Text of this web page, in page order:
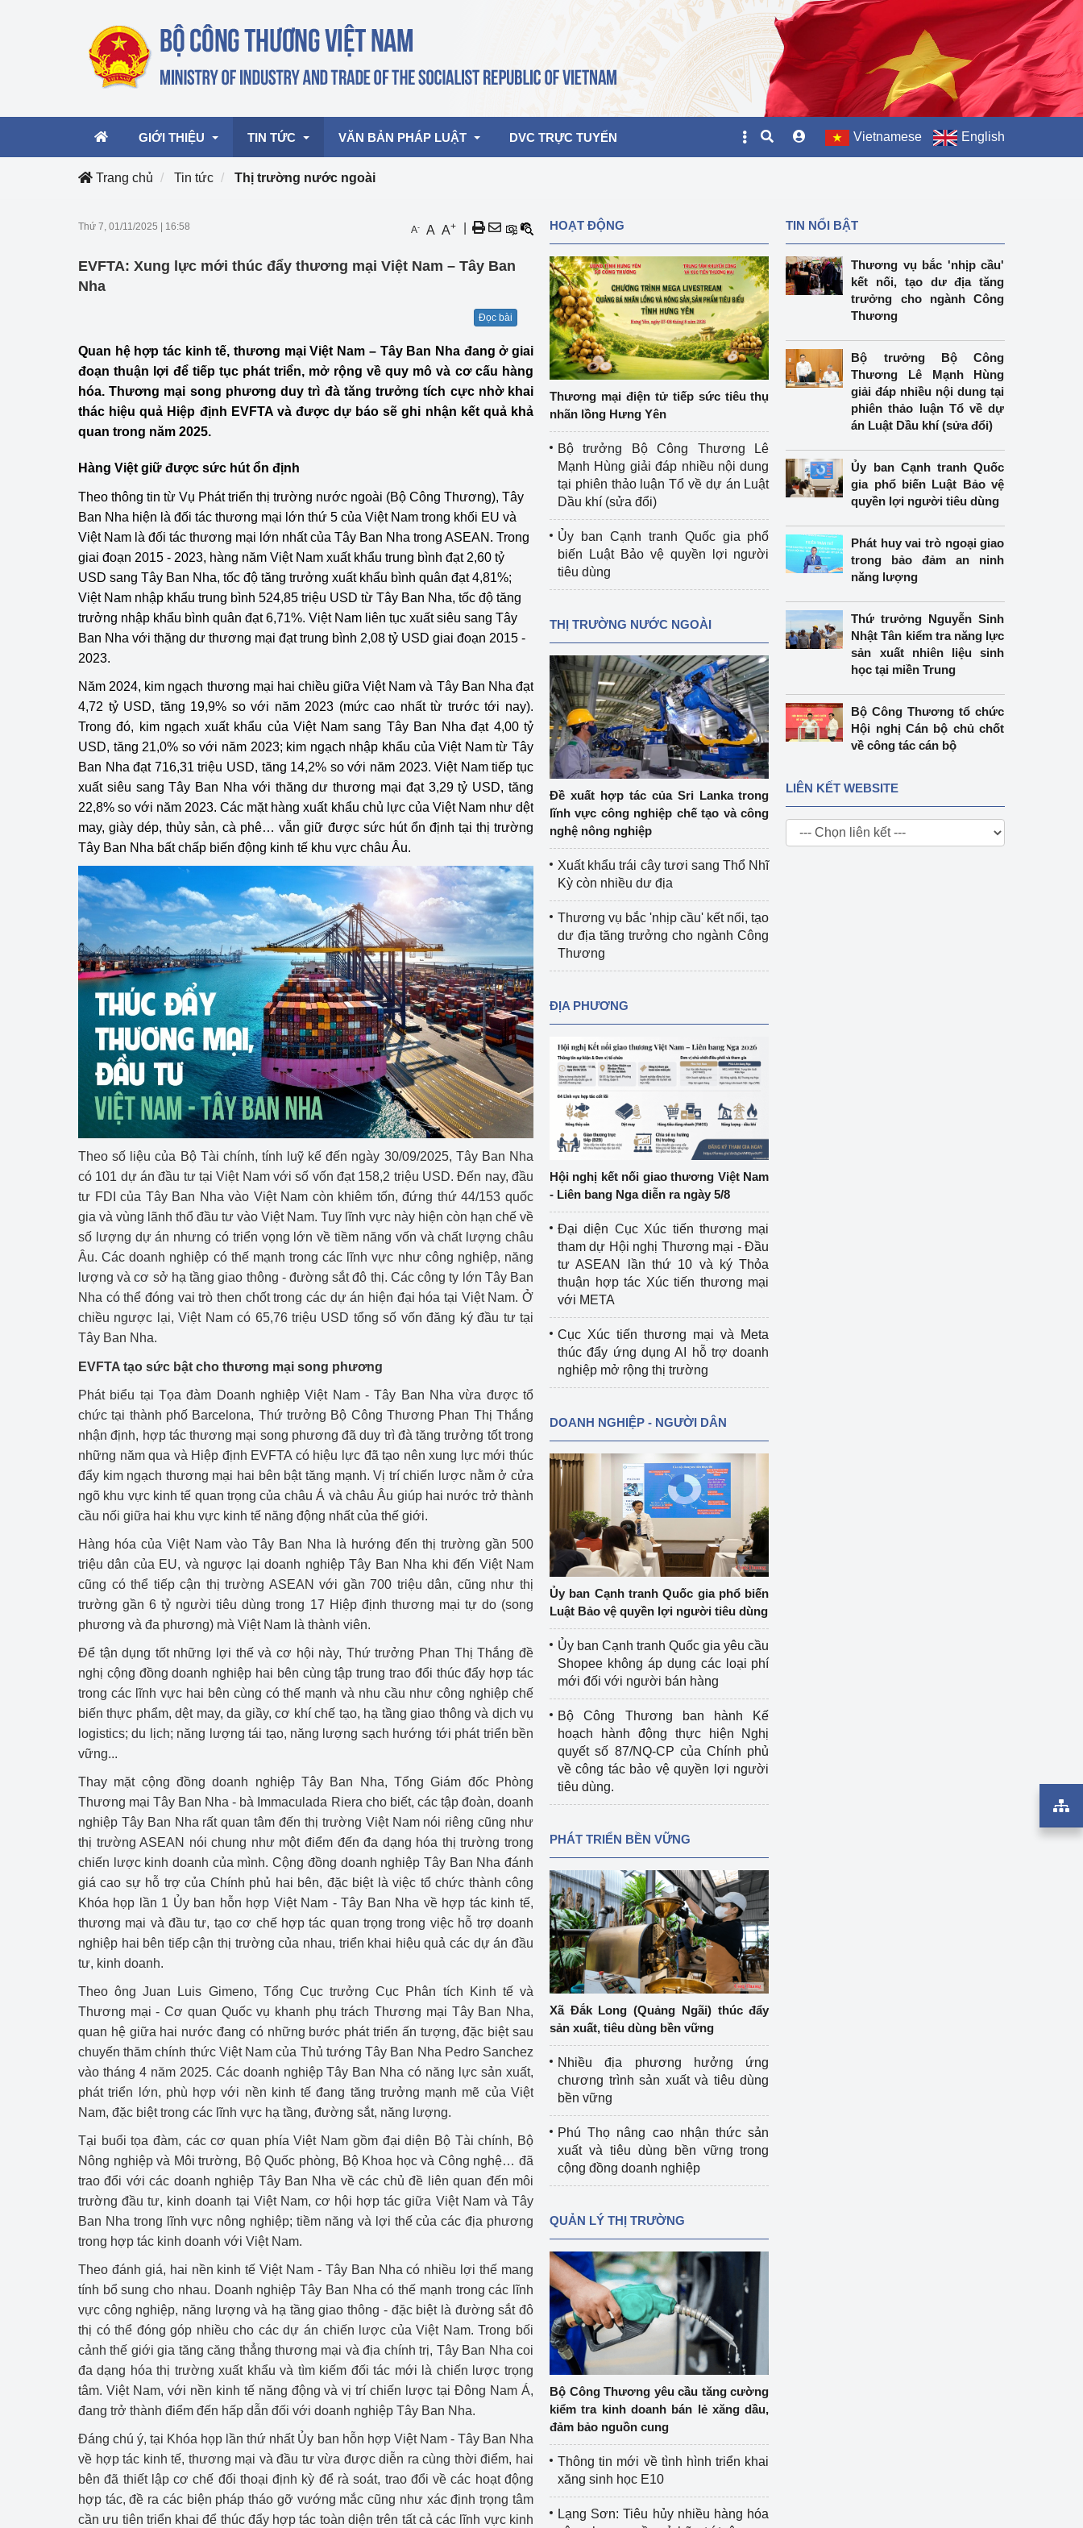
GIỚI THIỆU TIN TỨC
Hoạt động của Lãnh đạo Bộ
mại, Dịch vụ Việt Nam 2026
Công Thương - Công luận
Họp báo
Thông cáo báo chí
Chuyển đổi số
Bản tin Thị trường Nông Lâm Thủy sản
Phát triển nguồn nhân lực
Phát triển bền vững
Tổ chức kiểm định
Tổ chức kiểm định kỹ thuật an toàn lao
động thuộc thẩm quyền quản lý của
Bộ Công Thương
Tổ chức được cấp GCN đăng ký, hoạt
động kiểm định thiết bị, dụng cụ điện
làm việc ở môi trường không có nguy
hiểm khí, bụi nổ
Cơ sở sản xuất, sửa chữa chai chứa
LPG
Tổ chức huấn luyện, bồi dưỡng
nghiệp vụ kiểm định kỹ thuật an toàn
lao động
Văn hóa ngành Công Thương
Tái cơ cấu ngành Công Thương
Quản lý thị trường
Sử dụng năng lượng tiết kiệm và
hiệu quả
Hiệu quả năng lượng
Khoa học, công nghệ và đổi mới sáng
tạo
Thông báo
Bảo vệ môi trường
Album ảnh bảo vệ môi trường
Văn bản về môi trường
Đọc báo giúp bạn
Bảo vệ nền tảng tư tưởng của Đảng
Doanh nghiệp - Người dân
Xúc tiến thương mại Khu vực miền Bắc
Khu vực miền Trung
Khu vực miền Nam
Thị trường nước ngoàiHiệp định EVFTA
Thị trường châu Á – châu Phi
Thị trường châu Âu – châu Mỹ
Thị trường trong nước
Ngành Công Thương đưa nghị quyết
Đại hội XIV của Đảng vào cuộc sống
Phát triển công nghiệpCông nghiệp nền tảng
Chính sách
Sản xuất công nghiệp
Phát triển năng lượng
VĂN BẢN PHÁP LUẬT DVC TRỰC TUYẾN Vietnamese English
Trang chủ Tin tức Thị trường nước ngoài
Thứ 7, 01/11/2025 16:58 A- A A+
EVFTA: Xung lực mới thúc đẩy thương mại Việt Nam – Tây Ban
Nha
Đọc bài
Quan hệ hợp tác kinh tế, thương mại Việt Nam – Tây Ban Nha đang ở giai
đoạn thuận lợi để tiếp tục phát triển, mở rộng về quy mô và cơ cấu hàng
hóa. Thương mại song phương duy trì đà tăng trưởng tích cực nhờ khai
thác hiệu quả Hiệp định EVFTA và được dự báo sẽ ghi nhận kết quả khả
quan trong năm 2025.
Hàng Việt giữ được sức hút ổn định
Theo thông tin từ Vụ Phát triển thị trường nước ngoài (Bộ Công Thương), Tây
Ban Nha hiện là đối tác thương mại lớn thứ 5 của Việt Nam trong khối EU và
Việt Nam là đối tác thương mại lớn nhất của Tây Ban Nha trong ASEAN. Trong
giai đoạn 2015 - 2023, hàng năm Việt Nam xuất khẩu trung bình đạt 2,60 tỷ
USD sang Tây Ban Nha, tốc độ tăng trưởng xuất khẩu bình quân đạt 4,81%;
Việt Nam nhập khẩu trung bình 524,85 triệu USD từ Tây Ban Nha, tốc độ tăng
trưởng nhập khẩu bình quân đạt 6,71%. Việt Nam liên tục xuất siêu sang Tây
Ban Nha với thặng dư thương mại đạt trung bình 2,08 tỷ USD giai đoạn 2015 -
2023.
Năm 2024, kim ngạch thương mại hai chiều giữa Việt Nam và Tây Ban Nha đạt
4,72 tỷ USD, tăng 19,9% so với năm 2023 (mức cao nhất từ trước tới nay).
Trong đó, kim ngạch xuất khẩu của Việt Nam sang Tây Ban Nha đạt 4,00 tỷ
USD, tăng 21,0% so với năm 2023; kim ngạch nhập khẩu của Việt Nam từ Tây
Ban Nha đạt 716,31 triệu USD, tăng 14,2% so với năm 2023. Việt Nam tiếp tục
xuất siêu sang Tây Ban Nha với thăng dư thương mại đạt 3,29 tỷ USD, tăng
22,8% so với năm 2023. Các mặt hàng xuất khẩu chủ lực của Việt Nam như dệt
may, giày dép, thủy sản, cà phê… vẫn giữ được sức hút ổn định tại thị trường
Tây Ban Nha bất chấp biến động kinh tế khu vực châu Âu.
Theo số liệu của Bộ Tài chính, tính luỹ kế đến ngày 30/09/2025, Tây Ban Nha
có 101 dự án đầu tư tại Việt Nam với số vốn đạt 158,2 triệu USD. Đến nay, đầu
tư FDI của Tây Ban Nha vào Việt Nam còn khiêm tốn, đứng thứ 44/153 quốc
gia và vùng lãnh thổ đầu tư vào Việt Nam. Tuy lĩnh vực này hiện còn hạn chế về
số lượng dự án nhưng có triển vọng lớn về tiềm năng vốn và chất lượng châu
Âu. Các doanh nghiệp có thế mạnh trong các lĩnh vực như công nghiệp, năng
lượng và cơ sở hạ tầng giao thông - đường sắt đô thị. Các công ty lớn Tây Ban
Nha có thể đóng vai trò then chốt trong các dự án hiện đại hóa tại Việt Nam. Ở
chiều ngược lại, Việt Nam có 65,76 triệu USD tổng số vốn đăng ký đầu tư tại
Tây Ban Nha.
EVFTA tạo sức bật cho thương mại song phương
Phát biểu tại Tọa đàm Doanh nghiệp Việt Nam - Tây Ban Nha vừa được tổ
chức tại thành phố Barcelona, Thứ trưởng Bộ Công Thương Phan Thị Thắng
nhận định, hợp tác thương mại song phương đã duy trì đà tăng trưởng tốt trong
những năm qua và Hiệp định EVFTA có hiệu lực đã tạo nên xung lực mới thúc
đẩy kim ngạch thương mại hai bên bật tăng mạnh. Vị trí chiến lược nằm ở cửa
ngõ khu vực kinh tế quan trọng của châu Á và châu Âu giúp hai nước trở thành
cầu nối giữa hai khu vực kinh tế năng động nhất của thế giới.
Hàng hóa của Việt Nam vào Tây Ban Nha là hướng đến thị trường gần 500
triệu dân của EU, và ngược lại doanh nghiệp Tây Ban Nha khi đến Việt Nam
cũng có thể tiếp cận thị trường ASEAN với gần 700 triệu dân, cũng như thị
trường gần 6 tỷ người tiêu dùng trong 17 Hiệp định thương mại tự do (song
phương và đa phương) mà Việt Nam là thành viên.
Để tận dụng tốt những lợi thế và cơ hội này, Thứ trưởng Phan Thị Thắng đề
nghị cộng đồng doanh nghiệp hai bên cùng tập trung trao đổi thúc đẩy hợp tác
trong các lĩnh vực hai bên cùng có thế mạnh và nhu cầu như công nghiệp chế
biến thực phẩm, dệt may, da giầy, cơ khí chế tạo, hạ tầng giao thông và dịch vụ
logistics; du lịch; năng lượng tái tạo, năng lượng sạch hướng tới phát triển bền
vững...
Thay mặt cộng đồng doanh nghiệp Tây Ban Nha, Tổng Giám đốc Phòng
Thương mại Tây Ban Nha - bà Immaculada Riera cho biết, các tập đoàn, doanh
nghiệp Tây Ban Nha rất quan tâm đến thị trường Việt Nam nói riêng cũng như
thị trường ASEAN nói chung như một điểm đến đa dạng hóa thị trường trong
chiến lược kinh doanh của mình. Cộng đồng doanh nghiệp Tây Ban Nha đánh
giá cao sự hỗ trợ của Chính phủ hai bên, đặc biệt là việc tổ chức thành công
Khóa họp lần 1 Ủy ban hỗn hợp Việt Nam - Tây Ban Nha về hợp tác kinh tế,
thương mại và đầu tư, tạo cơ chế hợp tác quan trọng trong việc hỗ trợ doanh
nghiệp hai bên tiếp cận thị trường của nhau, triển khai hiệu quả các dự án đầu
tư, kinh doanh.
Theo ông Juan Luis Gimeno, Tổng Cục trưởng Cục Phân tích Kinh tế và
Thương mại - Cơ quan Quốc vụ khanh phụ trách Thương mại Tây Ban Nha,
quan hệ giữa hai nước đang có những bước phát triển ấn tượng, đặc biệt sau
chuyến thăm chính thức Việt Nam của Thủ tướng Tây Ban Nha Pedro Sanchez
vào tháng 4 năm 2025. Các doanh nghiệp Tây Ban Nha có năng lực sản xuất,
phát triển lớn, phù hợp với nền kinh tế đang tăng trưởng mạnh mẽ của Việt
Nam, đặc biệt trong các lĩnh vực hạ tầng, đường sắt, năng lượng.
Tại buổi tọa đàm, các cơ quan phía Việt Nam gồm đại diện Bộ Tài chính, Bộ
Nông nghiệp và Môi trường, Bộ Quốc phòng, Bộ Khoa học và Công nghệ… đã
trao đổi với các doanh nghiệp Tây Ban Nha về các chủ đề liên quan đến môi
trường đầu tư, kinh doanh tại Việt Nam, cơ hội hợp tác giữa Việt Nam và Tây
Ban Nha trong lĩnh vực nông nghiệp; tiềm năng và lợi thế của các địa phương
trong hợp tác kinh doanh với Việt Nam.
Theo đánh giá, hai nền kinh tế Việt Nam - Tây Ban Nha có nhiều lợi thế mang
tính bổ sung cho nhau. Doanh nghiệp Tây Ban Nha có thế mạnh trong các lĩnh
vực công nghiệp, năng lượng và hạ tầng giao thông - đặc biệt là đường sắt đô
thị có thể đóng góp nhiều cho các dự án chiến lược của Việt Nam. Trong bối
cảnh thế giới gia tăng căng thẳng thương mại và địa chính trị, Tây Ban Nha coi
đa dạng hóa thị trường xuất khẩu và tìm kiếm đối tác mới là chiến lược trọng
tâm. Việt Nam, với nền kinh tế năng động và vị trí chiến lược tại Đông Nam Á,
đang trở thành điểm đến hấp dẫn đối với doanh nghiệp Tây Ban Nha.
Đáng chú ý, tại Khóa họp lần thứ nhất Ủy ban hỗn hợp Việt Nam - Tây Ban Nha
về hợp tác kinh tế, thương mại và đầu tư vừa được diễn ra cùng thời điểm, hai
bên đã thiết lập cơ chế đối thoại định kỳ để rà soát, trao đổi về các hoạt động
hợp tác, đề ra các biện pháp tháo gỡ vướng mắc cũng như xác định trọng tâm
cần ưu tiên triển khai để thúc đẩy hợp tác toàn diện trên tất cả các lĩnh vực kinh
HOẠT ĐỘNG
Thương mại điện tử tiếp sức tiêu thụ
nhãn lồng Hưng Yên
Bộ trưởng Bộ Công Thương Lê
Mạnh Hùng giải đáp nhiều nội dung
tại phiên thảo luận Tổ về dự án Luật
Dầu khí (sửa đổi)
Ủy ban Cạnh tranh Quốc gia phổ
biến Luật Bảo vệ quyền lợi người
tiêu dùng
THỊ TRƯỜNG NƯỚC NGOÀI
Đề xuất hợp tác của Sri Lanka trong
lĩnh vực công nghiệp chế tạo và công
nghệ nông nghiệp
Xuất khẩu trái cây tươi sang Thổ Nhĩ
Kỳ còn nhiều dư địa
Thương vụ bắc 'nhịp cầu' kết nối, tạo
dư địa tăng trưởng cho ngành Công
Thương
ĐỊA PHƯƠNG
Hội nghị kết nối giao thương Việt Nam
- Liên bang Nga diễn ra ngày 5/8
Đại diện Cục Xúc tiến thương mại
tham dự Hội nghị Thương mại - Đầu
tư ASEAN lần thứ 10 và ký Thỏa
thuận hợp tác Xúc tiến thương mại
với META
Cục Xúc tiến thương mại và Meta
thúc đẩy ứng dụng AI hỗ trợ doanh
nghiệp mở rộng thị trường
DOANH NGHIỆP - NGƯỜI DÂN
Ủy ban Cạnh tranh Quốc gia phổ biến
Luật Bảo vệ quyền lợi người tiêu dùng
Ủy ban Cạnh tranh Quốc gia yêu cầu
Shopee không áp dụng các loại phí
mới đối với người bán hàng
Bộ Công Thương ban hành Kế
hoạch hành động thực hiện Nghị
quyết số 87/NQ-CP của Chính phủ
về công tác bảo vệ quyền lợi người
tiêu dùng.
PHÁT TRIỂN BỀN VỮNG
Xã Đắk Long (Quảng Ngãi) thúc đẩy
sản xuất, tiêu dùng bền vững
Nhiều địa phương hưởng ứng
chương trình sản xuất và tiêu dùng
bền vững
Phú Thọ nâng cao nhận thức sản
xuất và tiêu dùng bền vững trong
cộng đồng doanh nghiệp
QUẢN LÝ THỊ TRƯỜNG
Bộ Công Thương yêu cầu tăng cường
kiểm tra kinh doanh bán lẻ xăng dầu,
đảm bảo nguồn cung
Thông tin mới về tình hình triển khai
xăng sinh học E10
Lạng Sơn: Tiêu hủy nhiều hàng hóa
TIN NỔI BẬT
Thương vụ bắc 'nhịp cầu'
kết nối, tạo dư địa tăng
trưởng cho ngành Công
Thương
Bộ trưởng Bộ Công
Thương Lê Mạnh Hùng
giải đáp nhiều nội dung tại
phiên thảo luận Tổ về dự
án Luật Dầu khí (sửa đổi)
Ủy ban Cạnh tranh Quốc
gia phổ biến Luật Bảo vệ
quyền lợi người tiêu dùng
Phát huy vai trò ngoại giao
trong bảo đảm an ninh
năng lượng
Thứ trưởng Nguyễn Sinh
Nhật Tân kiểm tra năng lực
sản xuất nhiên liệu sinh
học tại miền Trung
Bộ Công Thương tổ chức
Hội nghị Cán bộ chủ chốt
về công tác cán bộ
LIÊN KẾT WEBSITE